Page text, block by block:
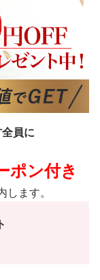
員に
ポン付き
ます。